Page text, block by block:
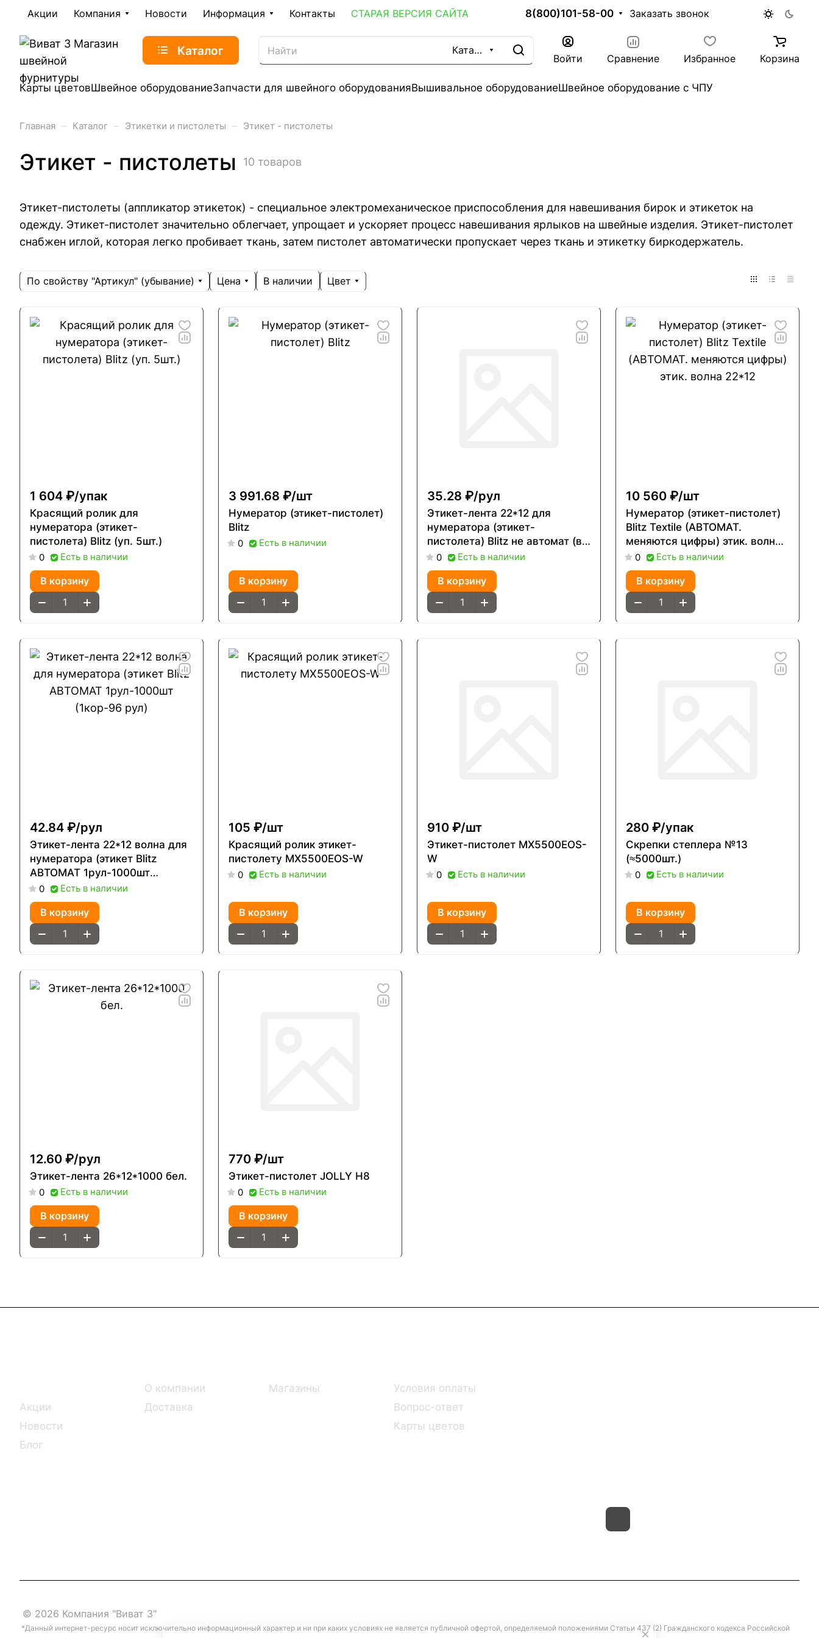
Акции Компания Новости Информация Контакты СТАРАЯ ВЕРСИЯ САЙТА 8(800)101-58-00 Заказать звонок
Каталог Каталог
Войти Сравнение Избранное Корзина
Карты цветовШвейное оборудованиеЗапчасти для швейного оборудованияВышивальное оборудованиеШвейное оборудование с ЧПУ
Главная – Каталог – Этикетки и пистолеты – Этикет - пистолеты
Этикет - пистолеты 10 товаров
Этикет-пистолеты (аппликатор этикеток) - специальное электромеханическое приспособления для навешивания бирок и этикеток на
одежду. Этикет-пистолет значительно облегчает, упрощает и ускоряет процесс навешивания ярлыков на швейные изделия. Этикет-пистолет
снабжен иглой, которая легко пробивает ткань, затем пистолет автоматически пропускает через ткань и этикетку биркодержатель.
По свойству "Артикул" (убывание) Цена В наличии Цвет
1 604 ₽/упак
Красящий ролик для
нумератора (этикет-
пистолета) Blitz (уп. 5шт.)
0 Есть в наличии
В корзину
3 991.68 ₽/шт
Нумератор (этикет-пистолет)
Blitz
0 Есть в наличии
В корзину
35.28 ₽/рул
Этикет-лента 22*12 для
нумератора (этикет-
пистолета) Blitz не автомат (в
уп-24шт)
0 Есть в наличии
В корзину
10 560 ₽/шт
Нумератор (этикет-пистолет)
Blitz Textile (АВТОМАТ.
меняются цифры) этик. волна
22*12
0 Есть в наличии
В корзину
42.84 ₽/рул
Этикет-лента 22*12 волна для
нумератора (этикет Blitz
АВТОМАТ 1рул-1000шт
(1кор-96 рул)
0 Есть в наличии
В корзину
105 ₽/шт
Красящий ролик этикет-
пистолету MX5500EOS-W
0 Есть в наличии
В корзину
910 ₽/шт
Этикет-пистолет MX5500EOS-
W
0 Есть в наличии
В корзину
280 ₽/упак
Скрепки степлера №13
(≈5000шт.)
0 Есть в наличии
В корзину
12.60 ₽/рул
Этикет-лента 26*12*1000 бел.
0 Есть в наличии
В корзину
770 ₽/шт
Этикет-пистолет JOLLY Н8
0 Есть в наличии
В корзину
Акции
Новости
Блог
О компании
Доставка
Магазины
Условия оплаты
Вопрос-ответ
Карты цветов
© 2026 Компания "Виват 3"
*Данный интернет-ресурс носит исключительно информационный характер и ни при каких условиях не является публичной офертой, определяемой положениями Статьи 437 (2) Гражданского кодекса Российской